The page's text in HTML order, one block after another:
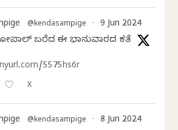
@kendasampige · 9 Jun 2024
ಬರೆದ ಈ ಭಾನುವಾರದ ಕತೆ
5575hs6r
X
@kendasampige · 8 Jun 2024